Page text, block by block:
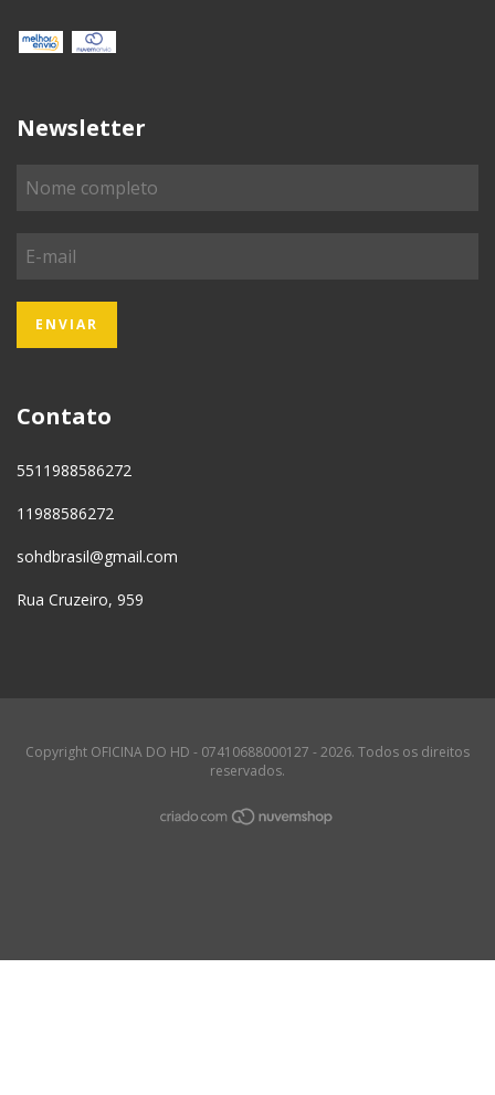
Newsletter
Contato
5511988586272
11988586272
sohdbrasil@gmail.com
Rua Cruzeiro, 959
Copyright OFICINA DO HD - 07410688000127 - 2026. Todos os direitos
reservados.